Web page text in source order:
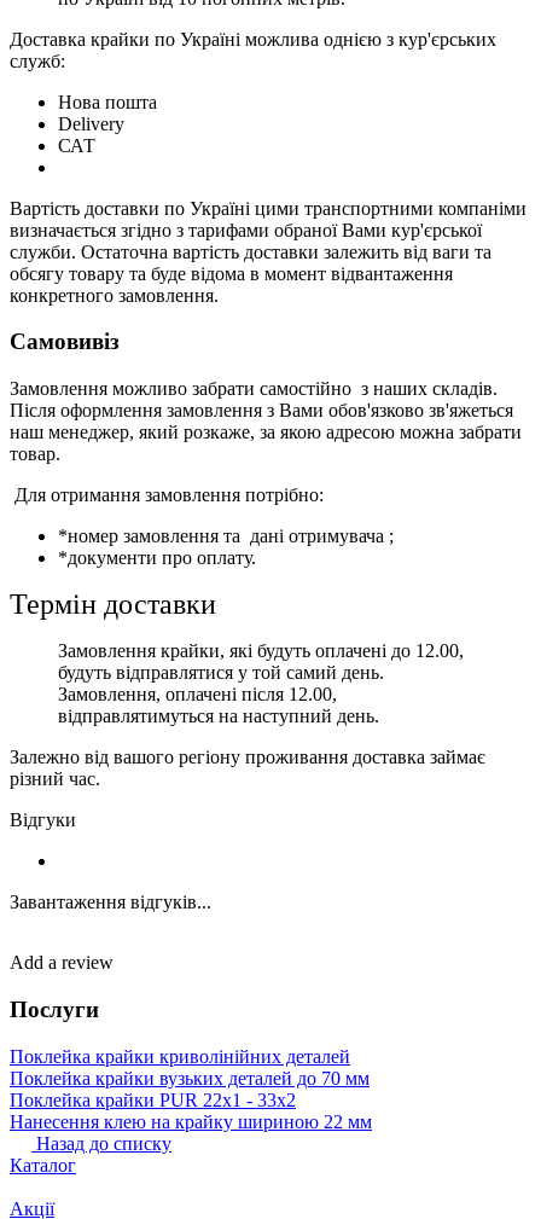
Доставка крайки по Україні можлива однією з кур'єрських
служб:
Нова пошта
Delivery
САТ
Вартість доставки по Україні цими транспортними компаніми
визначається згідно з тарифами обраної Вами кур'єрської
служби. Остаточна вартість доставки залежить від ваги та
обсягу товару та буде відома в момент відвантаження
конкретного замовлення.
Самовивіз
Замовлення можливо забрати самостійно з наших складів.
Після оформлення замовлення з Вами обов'язково зв'яжеться
наш менеджер, який розкаже, за якою адресою можна забрати
товар.
Для отримання замовлення потрібно:
*номер замовлення та дані отримувача ;
*документи про оплату.
Термін доставки
Замовлення крайки, які будуть оплачені до 12.00,
будуть відправлятися у той самий день.
Замовлення, оплачені після 12.00,
відправлятимуться на наступний день.
Залежно від вашого регіону проживання доставка займає
різний час.
Відгуки
Завантаження відгуків...
Add a review
Послуги
Поклейка крайки криволінійних деталей
Поклейка крайки вузьких деталей до 70 мм
Поклейка крайки PUR 22х1 ‐ 33х2
Нанесення клею на крайку шириною 22 мм
Назад до списку
Каталог
Акції